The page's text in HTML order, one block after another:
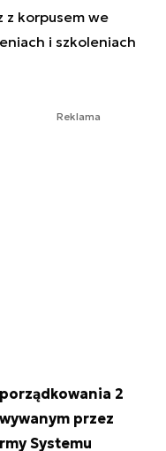
z korpusem we
i szkoleniach
Reklama
2
przez
Systemu